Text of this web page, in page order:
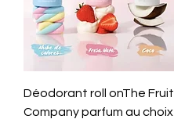
Déodorant roll onThe Fruit
Company parfum au choix